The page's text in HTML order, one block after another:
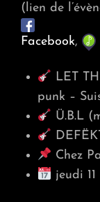
(lien de
Facebook,
LET
punk –
Ü.B.L
Chez
jeudi